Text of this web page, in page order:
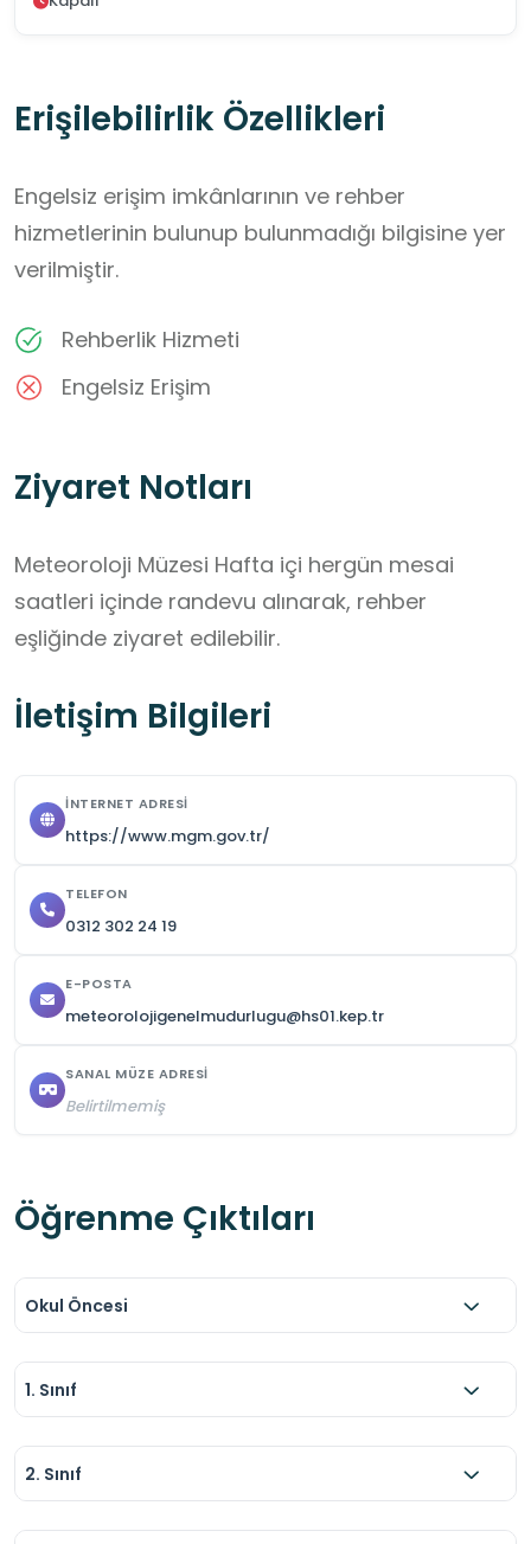
Erişilebilirlik Özellikleri
Engelsiz erişim imkânlarının ve rehber
hizmetlerinin bulunup bulunmadığı bilgisine yer
verilmiştir.
Rehberlik Hizmeti
Engelsiz Erişim
Ziyaret Notları
Meteoroloji Müzesi Hafta içi hergün mesai
saatleri içinde randevu alınarak, rehber
eşliğinde ziyaret edilebilir.
İletişim Bilgileri
İNTERNET ADRESI
https://www.mgm.gov.tr/
TELEFON
0312 302 24 19
E-POSTA
meteorolojigenelmudurlugu@hs01.kep.tr
SANAL MÜZE ADRESI
Belirtilmemiş
Öğrenme Çıktıları
Okul Öncesi
1. Sınıf
2. Sınıf